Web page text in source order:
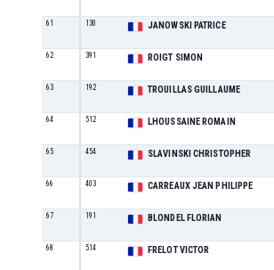
61 130 JANOWSKI PATRICE
62 391 ROIGT SIMON
63 192 TROUILLAS GUILLAUME
64 512 LHOUSSAINE ROMAIN
65 454 SLAVINSKI CHRISTOPHER
66 403 CARREAUX JEAN PHILIPPE
67 191 BLONDEL FLORIAN
68 514 FRELOT VICTOR